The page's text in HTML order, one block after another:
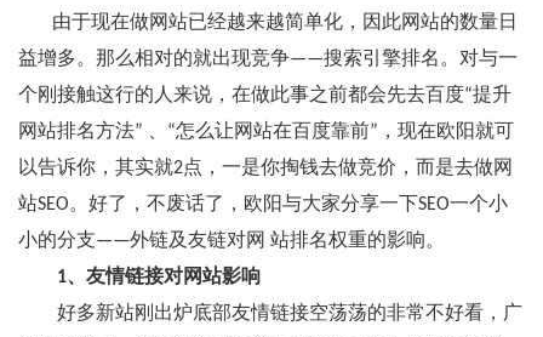
由于现在做网站已经越来越简单化，因此网站的数量日
益增多。那么相对的就出现竞争——搜索引擎排名。对与一
个刚接触这行的人来说，在做此事之前都会先去百度“提升
网站排名方法” 、“怎么让网站在百度靠前”，现在欧阳就可
以告诉你，其实就2点，一是你掏钱去做竞价，而是去做网
站SEO。好了，不废话了，欧阳与大家分享一下SEO一个小
小的分支——外链及友链对网 站排名权重的影响。
1、友情链接对网站影响
好多新站刚出炉底部友情链接空荡荡的非常不好看，广